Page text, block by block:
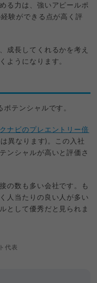
る力は、強いアピールポ
験ができる点が高く評
成長してくれるかを考え
ようになります。
テンシャルです。
ナビのプレエントリー倍
異なります)。この入社
ンシャルが高いと評価さ
の数も多い会社です。も
人当たりの良い人が多い
として優秀だと見られま
代表